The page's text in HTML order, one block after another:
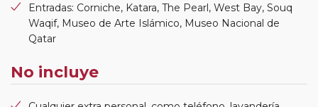
Entradas: Corniche, Katara, The Pearl, West Bay, Souq
Waqif, Museo de Arte Islámico, Museo Nacional de
Qatar
No incluye